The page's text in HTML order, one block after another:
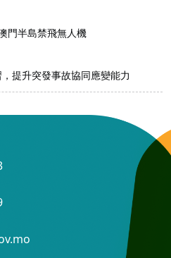
門半島禁飛無人機
提升突發事故協同應變能力